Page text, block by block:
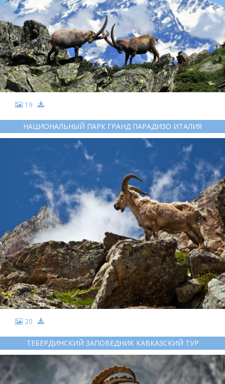
19
НАЦИОНАЛЬНЫЙ ПАРК ГРАНД ПАРАДИЗО ИТАЛИЯ
20
ТЕБЕРДИНСКИЙ ЗАПОВЕДНИК КАВКАЗСКИЙ ТУР